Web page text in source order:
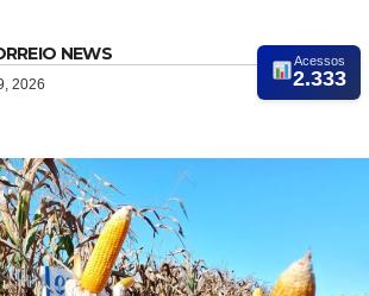
NEWS
2026
Acessos
2.333